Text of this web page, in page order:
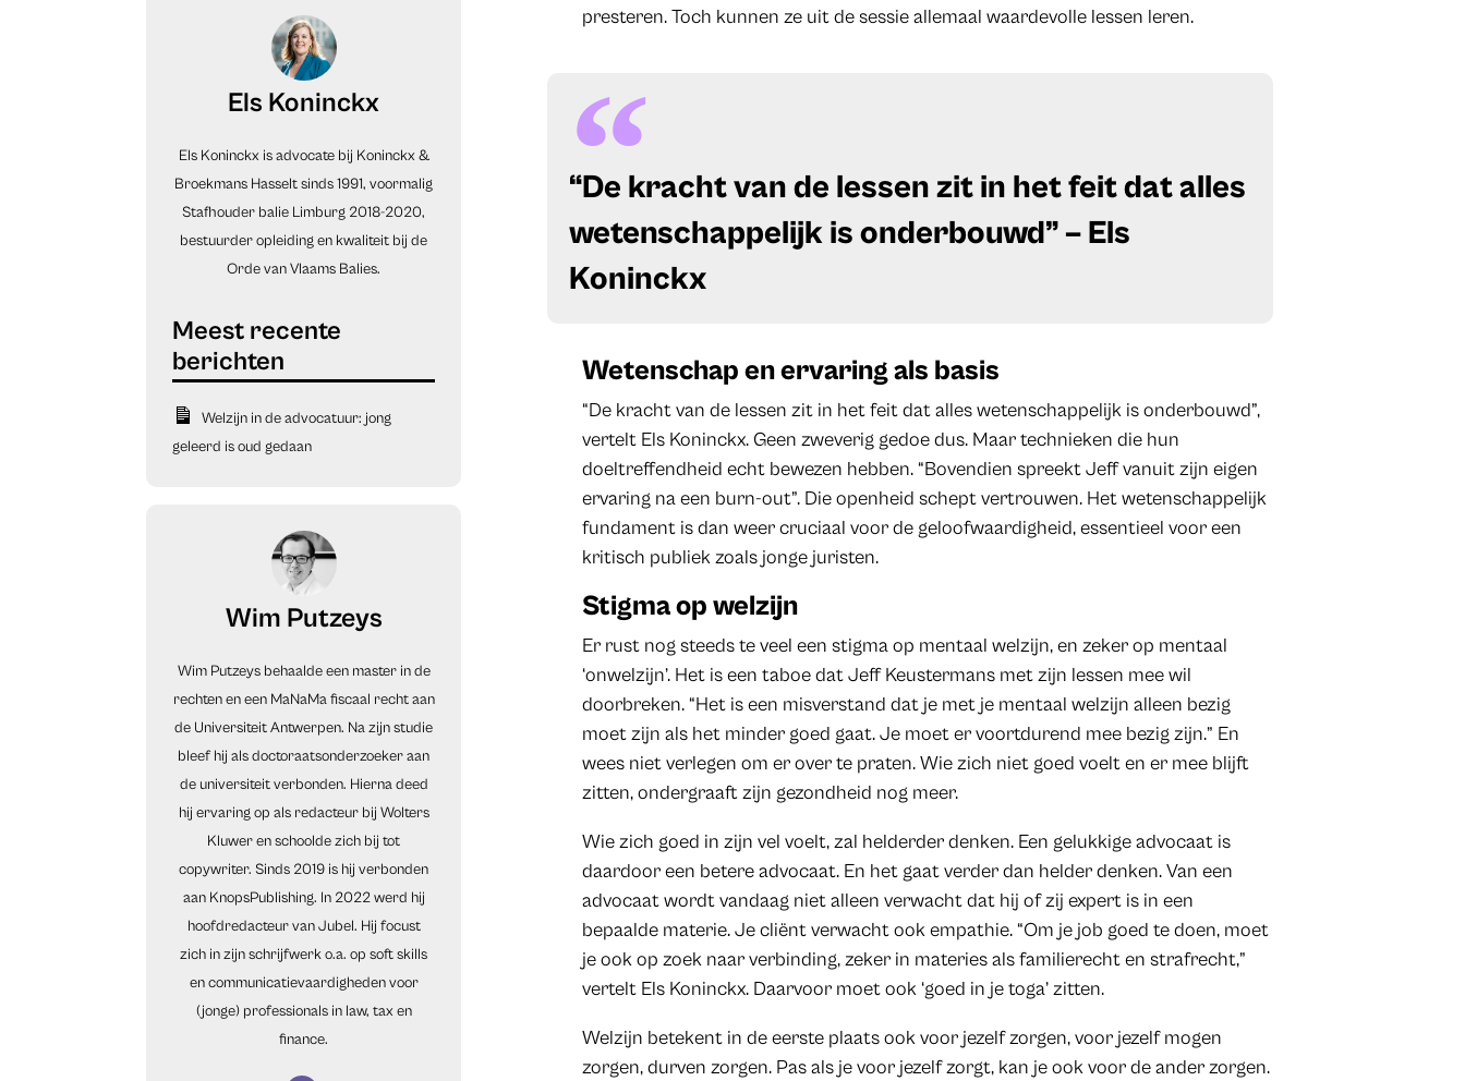
Els Koninckx
Els Koninckx is advocate bij Koninckx &
Broekmans Hasselt sinds 1991, voormalig
Stafhouder balie Limburg 2018-2020,
bestuurder opleiding en kwaliteit bij de
Orde van Vlaams Balies.
Welzijn in de advocatuur: jong
geleerd is oud gedaan
Wim Putzeys
Wim Putzeys behaalde een master in de
rechten en een MaNaMa fiscaal recht aan
de Universiteit Antwerpen. Na zijn studie
bleef hij als doctoraatsonderzoeker aan
de universiteit verbonden. Hierna deed
hij ervaring op als redacteur bij Wolters
Kluwer en schoolde zich bij tot
copywriter. Sinds 2019 is hij verbonden
aan KnopsPublishing. In 2022 werd hij
hoofdredacteur van Jubel. Hij focust
zich in zijn schrijfwerk o.a. op soft skills
en communicatievaardigheden voor
(jonge) professionals in law, tax en
finance.
presteren. Toch kunnen ze uit de sessie allemaal waardevolle lessen leren.
​“De kracht van de lessen zit in het feit dat alles
wetenschappelijk is onderbouwd” – Els
Koninckx
Wetenschap en ervaring als basis
“De kracht van de lessen zit in het feit dat alles wetenschappelijk is onderbouwd”,
vertelt Els Koninckx. Geen zweverig gedoe dus. Maar technieken die hun
doeltreffendheid echt bewezen hebben. “Bovendien spreekt Jeff vanuit zijn eigen
ervaring na een burn-out”. Die openheid schept vertrouwen. Het wetenschappelijk
fundament is dan weer cruciaal voor de geloofwaardigheid, essentieel voor een
kritisch publiek zoals jonge juristen.
Stigma op welzijn
Er rust nog steeds te veel een stigma op mentaal welzijn, en zeker op mentaal
‘onwelzijn’. Het is een taboe dat Jeff Keustermans met zijn lessen mee wil
doorbreken. “Het is een misverstand dat je met je mentaal welzijn alleen bezig
moet zijn als het minder goed gaat. Je moet er voortdurend mee bezig zijn.” En
wees niet verlegen om er over te praten. Wie zich niet goed voelt en er mee blijft
zitten, ondergraaft zijn gezondheid nog meer.
Wie zich goed in zijn vel voelt, zal helderder denken. Een gelukkige advocaat is
daardoor een betere advocaat. En het gaat verder dan helder denken. Van een
advocaat wordt vandaag niet alleen verwacht dat hij of zij expert is in een
bepaalde materie. Je cliënt verwacht ook empathie. “Om je job goed te doen, moet
je ook op zoek naar verbinding, zeker in materies als familierecht en strafrecht,”
vertelt Els Koninckx. Daarvoor moet ook ‘goed in je toga’ zitten.
Welzijn betekent in de eerste plaats ook voor jezelf zorgen, voor jezelf mogen
zorgen, durven zorgen. Pas als je voor jezelf zorgt, kan je ook voor de ander zorgen.